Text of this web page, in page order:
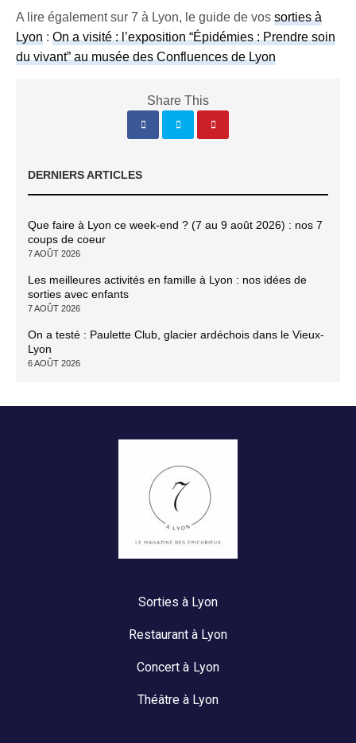
A lire également sur 7 à Lyon, le guide de vossorties à
Lyon :On a visité : l’exposition “Épidémies : Prendre soin
du vivant” au musée des Confluences de Lyon
Share This
DERNIERS ARTICLES
Que faire à Lyon ce week-end ? (7 au 9 août 2026) : nos 7
coups de coeur
7 AOÛT 2026
Les meilleures activités en famille à Lyon : nos idées de
sorties avec enfants
7 AOÛT 2026
On a testé : Paulette Club, glacier ardéchois dans le Vieux-
Lyon
6 AOÛT 2026
Sorties à Lyon
Restaurant à Lyon
Concert à Lyon
Théâtre à Lyon